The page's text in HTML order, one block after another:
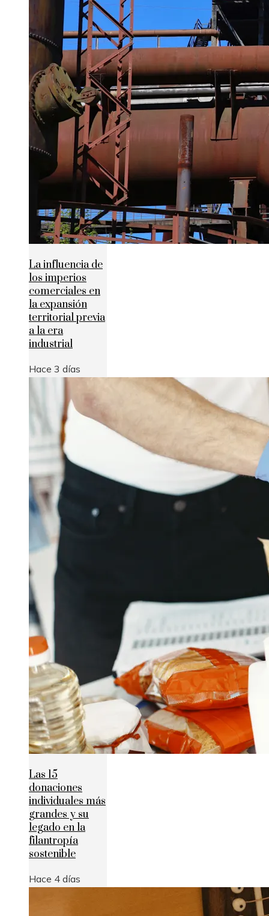
La influencia de
los imperios
comerciales en
la expansión
territorial previa
a la era
industrial
Hace 3 días
Las 15
donaciones
individuales más
grandes y su
legado en la
filantropía
sostenible
Hace 4 días